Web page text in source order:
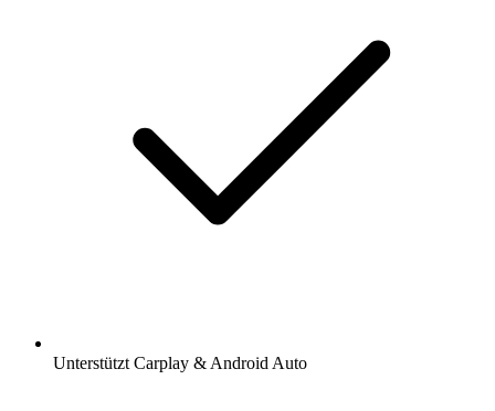
Unterstützt Carplay & Android Auto